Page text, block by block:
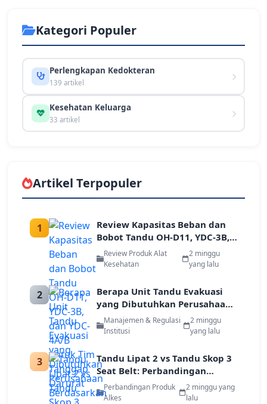
Kategori Populer
Perlengkapan Kedokteran
139 artikel
Kesehatan Keluarga
33 artikel
Artikel Terpopuler
1
Review Kapasitas Beban dan
Bobot Tandu OH-D11, YDC-3B,
dan YDC-4A/B untuk Tim
Tanggap Darurat
Review Produk Alat
Kesehatan
2 minggu
yang lalu
2
Berapa Unit Tandu Evakuasi
yang Dibutuhkan Perusahaan
Berdasarkan Jumlah Karyawan
dan Luas Gedung
Manajemen & Regulasi
Institusi
2 minggu
yang lalu
3
Tandu Lipat 2 vs Tandu Skop 3
Seat Belt: Perbandingan
Keamanan Evakuasi untuk
Industri
Perbandingan Produk
Alkes
2 minggu yang
lalu